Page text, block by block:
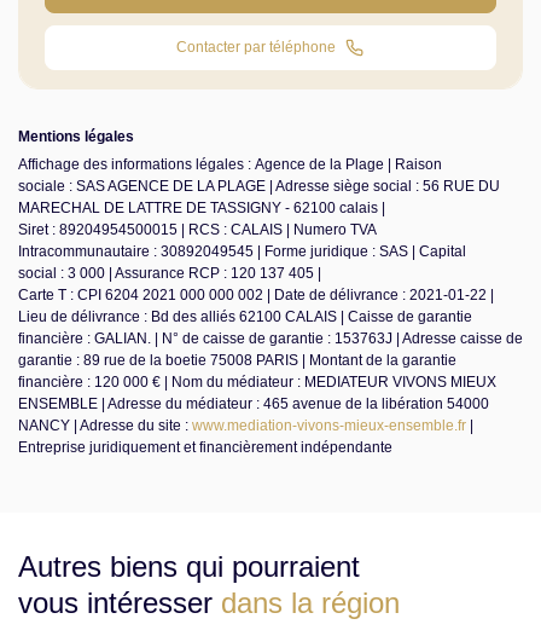
Contacter par téléphone
Mentions légales
Affichage des informations légales : Agence de la Plage | Raison
sociale : SAS AGENCE DE LA PLAGE | Adresse siège social : 56 RUE DU
MARECHAL DE LATTRE DE TASSIGNY - 62100 calais |
Siret : 89204954500015 | RCS : CALAIS | Numero TVA
Intracommunautaire : 30892049545 | Forme juridique : SAS | Capital
social : 3 000 | Assurance RCP : 120 137 405 |
Carte T : CPI 6204 2021 000 000 002 | Date de délivrance : 2021-01-22 |
Lieu de délivrance : Bd des alliés 62100 CALAIS | Caisse de garantie
financière : GALIAN. | N° de caisse de garantie : 153763J | Adresse caisse de
garantie : 89 rue de la boetie 75008 PARIS | Montant de la garantie
financière : 120 000 € | Nom du médiateur : MEDIATEUR VIVONS MIEUX
ENSEMBLE | Adresse du médiateur : 465 avenue de la libération 54000
NANCY | Adresse du site : www.mediation-vivons-mieux-ensemble.fr
Entreprise juridiquement et financièrement indépendante
Autres biens qui pourraient
vous intéresser dans la région